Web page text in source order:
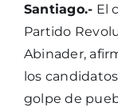
Santiago.- El
Partido
Abinader,
los
golpe de